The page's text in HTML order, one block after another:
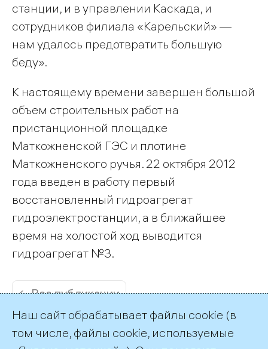
станции, и в управлении Каскада, и
сотрудников филиала «Карельский» —
нам удалось предотвратить большую
беду».
К настоящему времени завершен большой
объем строительных работ на
пристанционной площадке
Маткожненской ГЭС и плотине
Маткожненского ручья. 22 октября 2012
года введен в работу первый
восстановленный гидроагрегат
гидроэлектростанции, а в ближайшее
время на холостой ход выводится
гидроагрегат №3.
← Все публикации
Наш сайт обрабатывает файлы cookie (в
том числе, файлы cookie, используемые